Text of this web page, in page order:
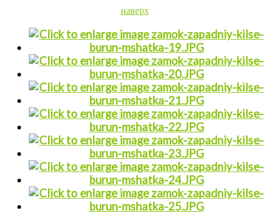
наверх